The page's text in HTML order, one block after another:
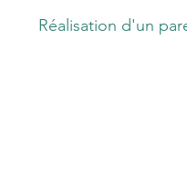
Réalisation d'un